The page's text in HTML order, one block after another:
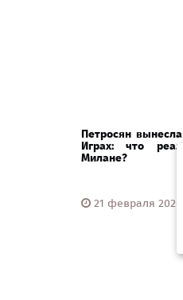
Петросян
Играх: что
Милане?
21 февраля